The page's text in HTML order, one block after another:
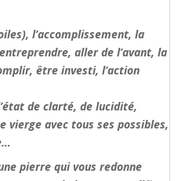
l’accomplissement, la
aller de l’avant, la
être investi, l’action
de clarté, de lucidité,
vierge avec tous ses possibles,
pierre qui vous redonne